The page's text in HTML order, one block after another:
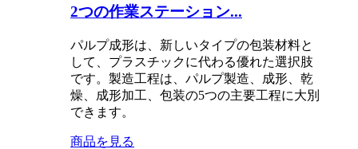
2つの作業ステーション...
パルプ成形は、新しいタイプの包装材料と
して、プラスチックに代わる優れた選択肢
です。製造工程は、パルプ製造、成形、乾
燥、成形加工、包装の5つの主要工程に大別
できます。
商品を見る